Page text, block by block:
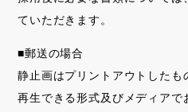
ていただきます。
■郵送の場合
静止画はプリントアウトした
再生できる形式及びメディアで